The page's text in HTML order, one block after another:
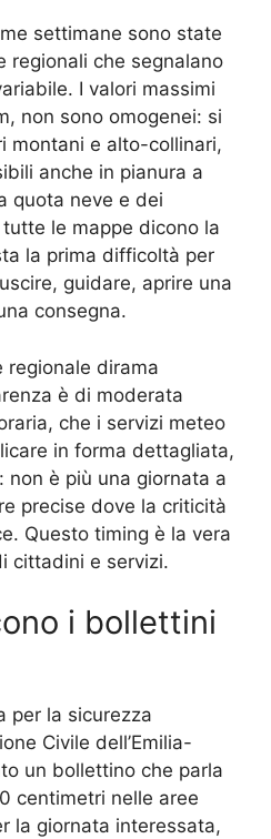
settimane sono state
regionali che segnalano
I valori massimi
non sono omogenei: si
montani e alto-collinari,
anche in pianura a
quota neve e dei
le mappe dicono la
la prima difficoltà per
guidare, aprire una
consegna.
regionale dirama
è di moderata
che i servizi meteo
in forma dettagliata,
non è più una giornata a
precise dove la criticità
Questo timing è la vera
cittadini e servizi.
i bollettini
per la sicurezza
Civile dell’Emilia-
un bollettino che parla
centimetri nelle aree
la giornata interessata,